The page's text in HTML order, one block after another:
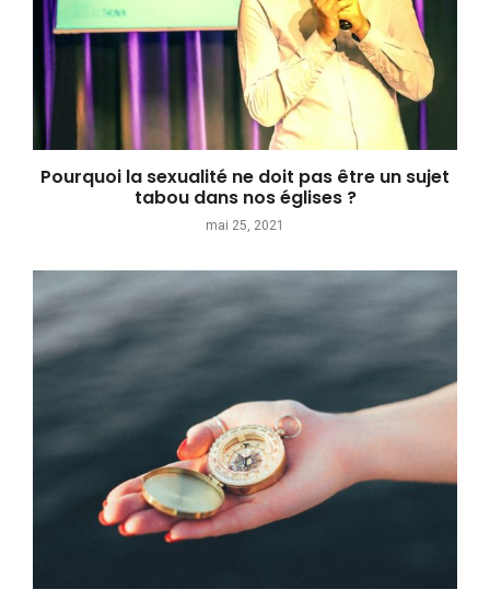
Pourquoi la sexualité ne doit pas être un sujet
tabou dans nos églises ?
mai 25, 2021